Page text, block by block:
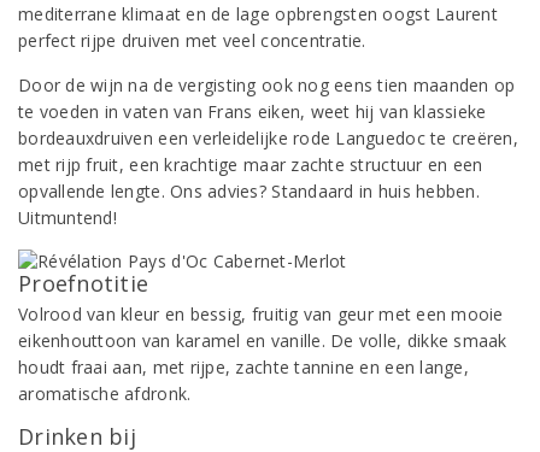
mediterrane klimaat en de lage opbrengsten oogst Laurent
perfect rijpe druiven met veel concentratie.
Door de wijn na de vergisting ook nog eens tien maanden op
te voeden in vaten van Frans eiken, weet hij van klassieke
bordeauxdruiven een verleidelijke rode Languedoc te creëren,
met rijp fruit, een krachtige maar zachte structuur en een
opvallende lengte. Ons advies? Standaard in huis hebben.
Uitmuntend!
Proefnotitie
Volrood van kleur en bessig, fruitig van geur met een mooie
eikenhouttoon van karamel en vanille. De volle, dikke smaak
houdt fraai aan, met rijpe, zachte tannine en een lange,
aromatische afdronk.
Drinken bij